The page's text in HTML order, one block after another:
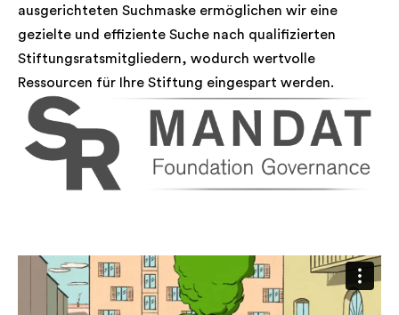
ausgerichteten Suchmaske ermöglichen wir eine
gezielte und effiziente Suche nach qualifizierten
Stiftungsratsmitgliedern, wodurch wertvolle
Ressourcen für Ihre Stiftung eingespart werden.